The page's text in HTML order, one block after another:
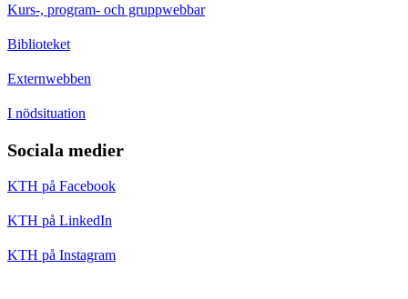
Kurs-, program- och gruppwebbar
Biblioteket
Externwebben
I nödsituation
Sociala medier
KTH på Facebook
KTH på LinkedIn
KTH på Instagram